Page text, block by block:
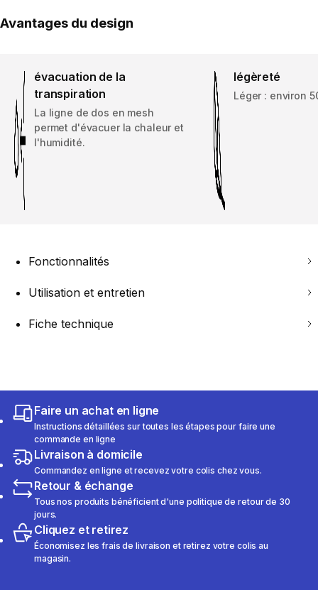
Avantages du design
évacuation de la
transpiration
La ligne de dos en mesh
permet d'évacuer la chaleur et
l'humidité.
légèreté
Léger : environ
Fonctionnalités
Utilisation et entretien
Fiche technique
Faire un achat en ligne
Instructions détaillées sur toutes les étapes pour faire une
commande en ligne
Livraison à domicile
Commandez en ligne et recevez votre colis chez vous.
Retour & échange
Tous nos produits bénéficient d'une politique de retour de 30
jours.
Cliquez et retirez
Économisez les frais de livraison et retirez votre colis au
magasin.